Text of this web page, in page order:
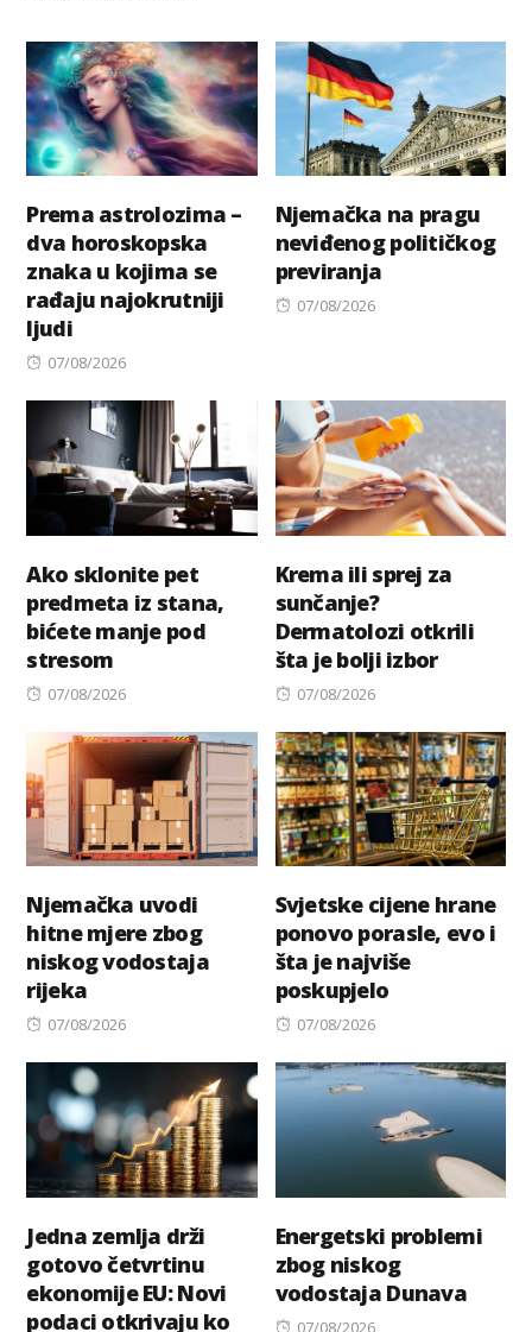
Prema astrolozima –
dva horoskopska
znaka u kojima se
rađaju najokrutniji
ljudi
Posted
07/08/2026
Njemačka na pragu
neviđenog političkog
previranja
Posted
07/08/2026
Ako sklonite pet
predmeta iz stana,
bićete manje pod
stresom
Posted
07/08/2026
Krema ili sprej za
sunčanje?
Dermatolozi otkrili
šta je bolji izbor
Posted
07/08/2026
Njemačka uvodi
hitne mjere zbog
niskog vodostaja
rijeka
Posted
07/08/2026
Svjetske cijene hrane
ponovo porasle, evo i
šta je najviše
poskupjelo
Posted
07/08/2026
Jedna zemlja drži
gotovo četvrtinu
ekonomije EU: Novi
podaci otkrivaju ko
Energetski problemi
zbog niskog
vodostaja Dunava
Posted
07/08/2026